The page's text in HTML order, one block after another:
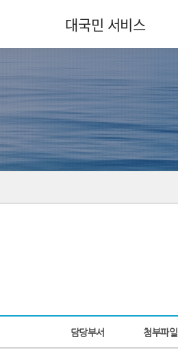
대국민 서비스
담당부서 첨부파일